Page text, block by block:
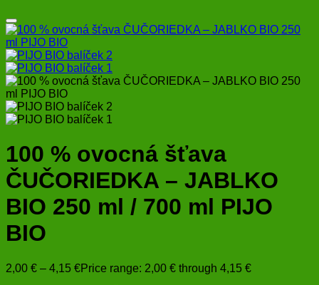
100 % ovocná šťava
ČUČORIEDKA – JABLKO
BIO 250 ml / 700 ml PIJO
BIO
2,00 € – 4,15 €Price range: 2,00 € through 4,15 €